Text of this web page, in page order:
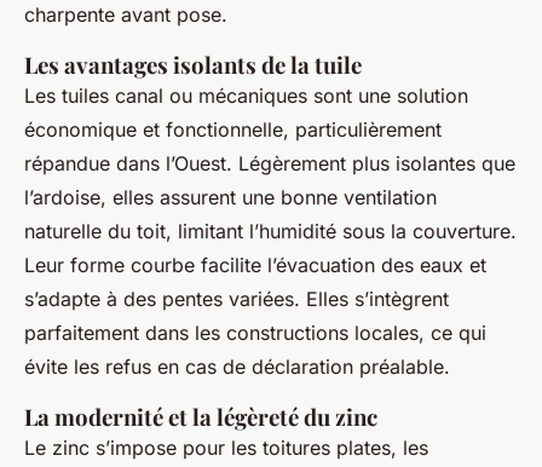
charpente avant pose.
Les avantages isolants de la tuile
Les tuiles canal ou mécaniques sont une solution
économique et fonctionnelle, particulièrement
répandue dans l’Ouest. Légèrement plus isolantes que
l’ardoise, elles assurent une bonne ventilation
naturelle du toit, limitant l’humidité sous la couverture.
Leur forme courbe facilite l’évacuation des eaux et
s’adapte à des pentes variées. Elles s’intègrent
parfaitement dans les constructions locales, ce qui
évite les refus en cas de déclaration préalable.
La modernité et la légèreté du zinc
Le zinc s’impose pour les toitures plates, les